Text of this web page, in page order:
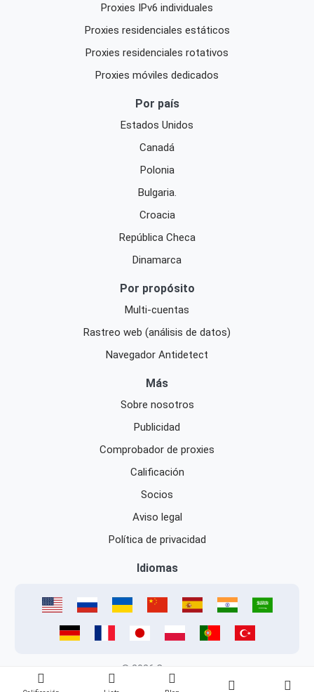
Proxies IPv6 individuales
Proxies residenciales estáticos
Proxies residenciales rotativos
Proxies móviles dedicados
Por país
Estados Unidos
Canadá
Polonia
Bulgaria.
Croacia
República Checa
Dinamarca
Por propósito
Multi-cuentas
Rastreo web (análisis de datos)
Navegador Antidetect
Más
Sobre nosotros
Publicidad
Comprobador de proxies
Calificación
Socios
Aviso legal
Política de privacidad
Idiomas
© 2026 Caproxy